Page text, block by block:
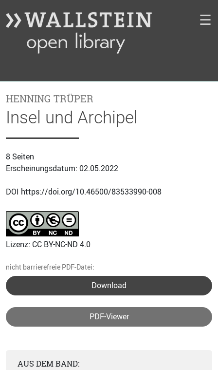
☰
HENNING TRÜPER
Insel und Archipel
8 Seiten
Erscheinungsdatum: 02.05.2022
DOI https://doi.org/10.46500/83533990-008
Lizenz: CC BY-NC-ND 4.0
nicht barrierefreie PDF-Datei:
Download
PDF-Viewer
AUS DEM BAND: